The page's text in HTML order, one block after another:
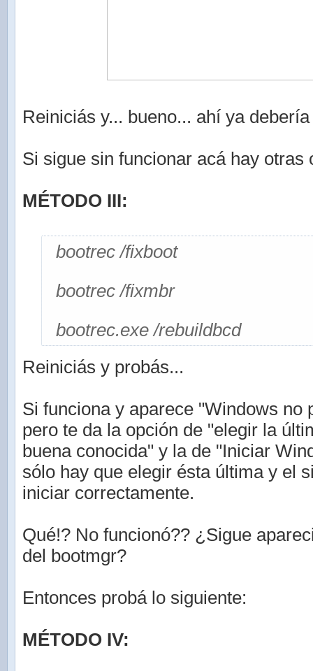
Reiniciás y... bueno... ahí ya
Si sigue sin funcionar acá hay otras
MÉTODO III:
bootrec /fixboot
bootrec /fixmbr
bootrec.exe /rebuildbcd
Reiniciás y probás...
Si funciona y aparece "Windows no
pero te da la opción de "elegir la
buena conocida" y la de "Iniciar
sólo hay que elegir ésta última y el
iniciar correctamente.
Qué!? No funcionó?? ¿Sigue
del bootmgr?
Entonces probá lo siguiente:
MÉTODO IV: